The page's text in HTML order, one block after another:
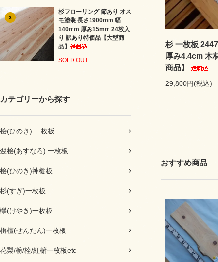
3
杉フローリング 節あり オス
モ塗装 長さ1900mm 幅
140mm 厚み15mm 24枚入
り 訳あり特価品【大型商
品】
SOLD OUT
カテゴリーから探す
桧(ひのき) 一枚板
翌桧(あすなろ) 一枚板
桧(ひのき)神棚板
杉(すぎ)一枚板
欅(けやき)一枚板
栴檀(せんだん)一枚板
花梨/栃/栓/紅椨一枚板etc
杉 一枚板
厚み4.4cm 木
商品】
29,800円(税込)
おすすめ商品